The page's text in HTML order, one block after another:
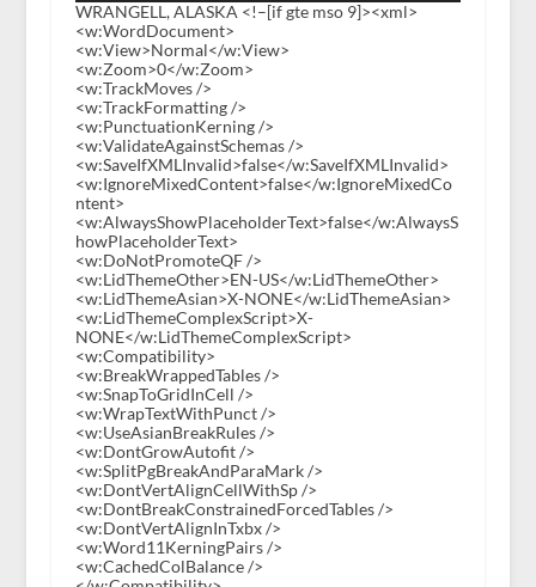
WRANGELL, ALASKA <!–[if gte mso 9]><xml>
<w:WordDocument>
<w:View>Normal</w:View>
<w:Zoom>0</w:Zoom>
<w:TrackMoves />
<w:TrackFormatting />
<w:PunctuationKerning />
<w:ValidateAgainstSchemas />
<w:SaveIfXMLInvalid>false</w:SaveIfXMLInvalid>
<w:IgnoreMixedContent>false</w:IgnoreMixedCo
ntent>
<w:AlwaysShowPlaceholderText>false</w:AlwaysS
howPlaceholderText>
<w:DoNotPromoteQF />
<w:LidThemeOther>EN-US</w:LidThemeOther>
<w:LidThemeAsian>X-NONE</w:LidThemeAsian>
<w:LidThemeComplexScript>X-
NONE</w:LidThemeComplexScript>
<w:Compatibility>
<w:BreakWrappedTables />
<w:SnapToGridInCell />
<w:WrapTextWithPunct />
<w:UseAsianBreakRules />
<w:DontGrowAutofit />
<w:SplitPgBreakAndParaMark />
<w:DontVertAlignCellWithSp />
<w:DontBreakConstrainedForcedTables />
<w:DontVertAlignInTxbx />
<w:Word11KerningPairs />
<w:CachedColBalance />